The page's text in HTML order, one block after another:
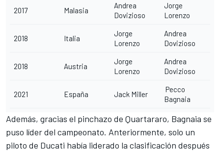
2017 Malasia
Andrea
Dovizioso
Jorge
Lorenzo
2018 Italia
Jorge
Lorenzo
Andrea
Dovizioso
2018 Austria
Jorge
Lorenzo
Andrea
Dovizioso
2021 España Jack Miller
Pecco
Bagnaia
Además, gracias el pinchazo de Quartararo, Bagnaia se
puso líder del campeonato. Anteriormente, solo un
piloto de Ducati había liderado la clasificación después